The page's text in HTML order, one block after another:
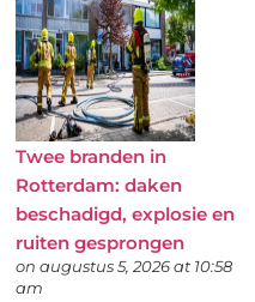
Twee branden in
Rotterdam: daken
beschadigd, explosie en
ruiten gesprongen
on augustus 5, 2026 at 10:58
am